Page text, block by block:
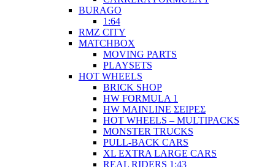
BURAGO
1:64
RMZ CITY
MATCHBOX
MOVING PARTS
PLAYSETS
HOT WHEELS
BRICK SHOP
HW FORMULA 1
HW MAINLINE ΣΕΙΡΕΣ
HOT WHEELS – MULTIPACKS
MONSTER TRUCKS
PULL-BACK CARS
XL EXTRA LARGE CARS
REAL RIDERS 1:43